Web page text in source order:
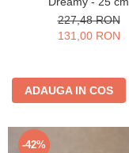
227,48 RON
131,00 RON
ADAUGA IN COS
-42%